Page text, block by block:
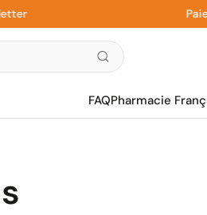
FAQPharmacie